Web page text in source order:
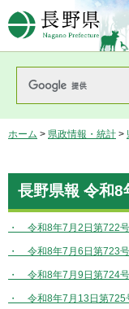
長
ホーム > 県政情報・統計 >
長野県報 令和8
・ 令和8年7月2日第722号
・ 令和8年7月6日第723号
・ 令和8年7月9日第724号
・ 令和8年7月13日第725